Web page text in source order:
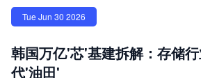
Tue Jun 30 2026
韩国万亿'芯'基建拆解：存储
代'油田'